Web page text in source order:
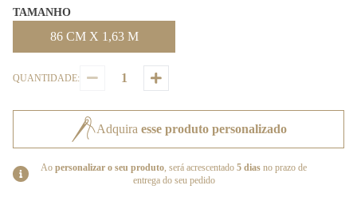
TAMANHO
86 CM X 1,63 M
QUANTIDADE:
Adquira esse produto personalizado
Ao personalizar o seu produto, será acrescentado 5 dias no prazo de
entrega do seu pedido